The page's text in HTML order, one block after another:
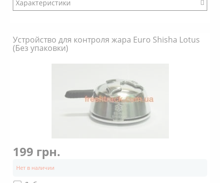
Характеристики
Коробка: Есть
Размер: Большой
Стенки: Прямые
Объем: 5 кубика угля 25х25х25
Дно снаружи: С пупырышками
Дно внутри: С пупырышками
Устройство для контроля жара Euro Shisha Lotus
(Без упаковки)
199 грн.
Нет в наличии